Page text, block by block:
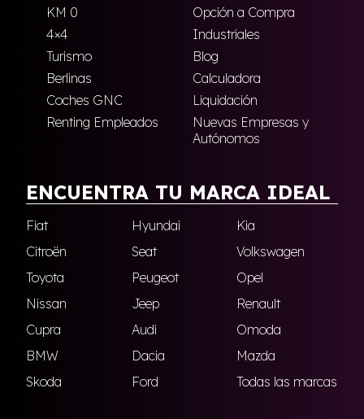
KM 0
Opción a Compra
4×4
Industriales
Turismo
Blog
Berlinas
Calculadora
Coches GNC
Liquidación
Renting Empleados
Nuevas Empresas y
Autónomos
ENCUENTRA TU MARCA IDEAL
Fiat Hyundai
Kia
Citroën
Seat
Volkswagen
Toyota
Peugeot
Opel
Nissan
Jeep
Renault
Cupra
Audi
Omoda
BMW
Dacia
Mazda
Skoda
Ford Todas las marcas